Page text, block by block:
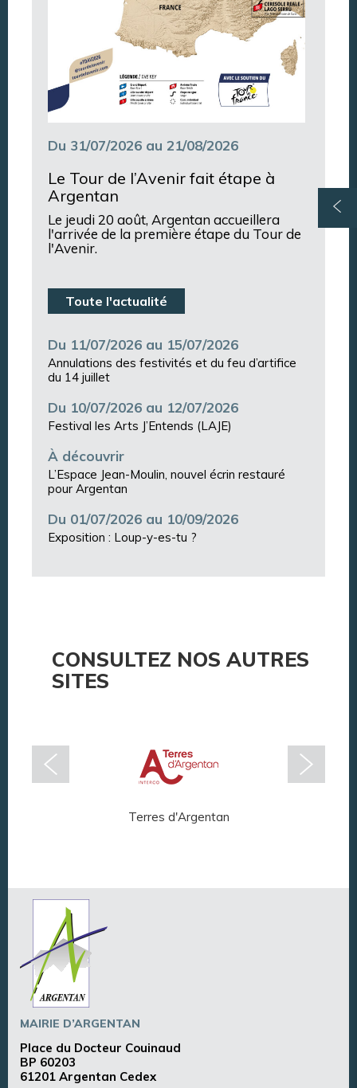
Du 31/07/2026 au 21/08/2026
Le Tour de l’Avenir fait étape à
Argentan
Le jeudi 20 août, Argentan accueillera
l'arrivée de la première étape du Tour de
l'Avenir.
Toute l'actualité
Du 11/07/2026 au 15/07/2026
Annulations des festivités et du feu d’artifice
du 14 juillet
Du 10/07/2026 au 12/07/2026
Festival les Arts J’Entends (LAJE)
À découvrir
L’Espace Jean-Moulin, nouvel écrin restauré
pour Argentan
Du 01/07/2026 au 10/09/2026
Exposition : Loup-y-es-tu ?
CONSULTEZ NOS AUTRES
SITES
Terres d'Argentan
MAIRIE D’ARGENTAN
Place du Docteur Couinaud
BP 60203
61201 Argentan Cedex